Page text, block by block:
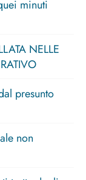
minuti
NELLE
presunto
non